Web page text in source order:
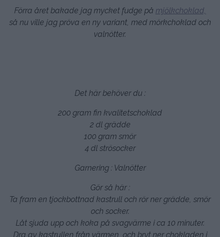
Förra året bakade jag mycket fudge på mjölkchoklad,
så nu ville jag pröva en ny variant, med mörkchoklad och
valnötter.
Det här behöver du :
200 gram fin kvalitetschoklad
2 dl grädde
100 gram smör
4 dl strösocker
Garnering : Valnötter
Gör så här :
Ta fram en tjockbottnad kastrull och rör ner grädde, smör
och socker.
Låt sjuda upp och koka på svagvärme i ca 10 minuter.
Dra av kastrullen från värmen, och bryt ner chokladen i